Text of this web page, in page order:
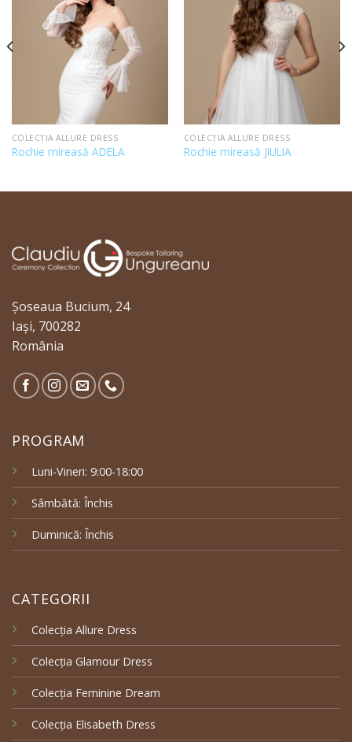
COLECȚIA ALLURE DRESS
Rochie mireasă ADELA
COLECȚIA ALLURE DRESS
Rochie mireasă JIULIA
Șoseaua Bucium, 24
Iași, 700282
România
PROGRAM
Luni-Vineri: 9:00-18:00
Sâmbătă: Închis
Duminică: Închis
CATEGORII
Colecția Allure Dress
Colecția Glamour Dress
Colecția Feminine Dream
Colecția Elisabeth Dress